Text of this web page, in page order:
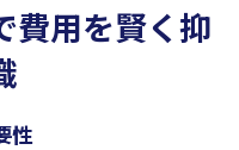
イント
費用を賢く抑
性